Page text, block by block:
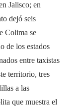
Jalisco; en
dejó seis
Colima se
de los estados
entre taxistas
territorio, tres
a las
que muestra el